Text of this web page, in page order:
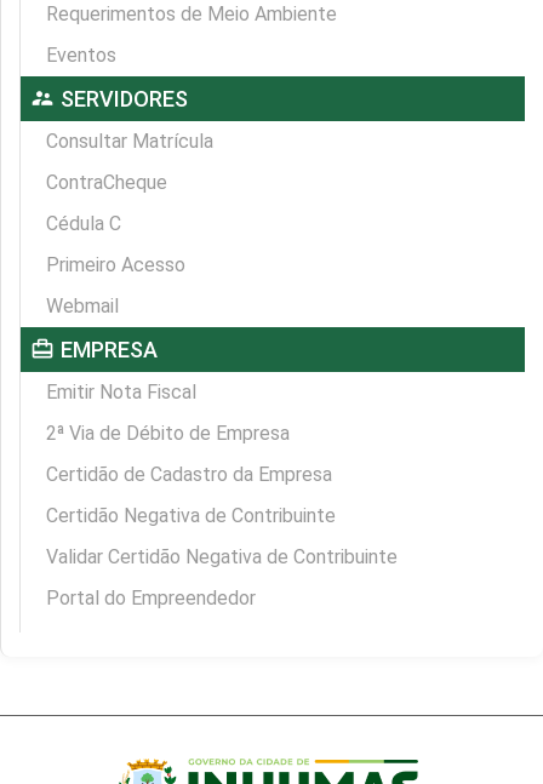
Requerimentos de Meio Ambiente
Eventos
supervisor_account SERVIDORES
Consultar Matrícula
ContraCheque
Cédula C
Primeiro Acesso
Webmail
card_travel EMPRESA
Emitir Nota Fiscal
2ª Via de Débito de Empresa
Certidão de Cadastro da Empresa
Certidão Negativa de Contribuinte
Validar Certidão Negativa de Contribuinte
Portal do Empreendedor